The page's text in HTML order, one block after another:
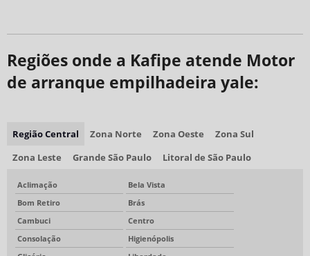
Regiões onde a Kafipe atende Motor
de arranque empilhadeira yale:
Região Central Zona Norte Zona Oeste
Zona Sul
Zona Leste
Grande São Paulo Litoral de São Paulo
Aclimação
Bela Vista
Bom Retiro
Brás
Cambuci
Centro
Consolação
Higienópolis